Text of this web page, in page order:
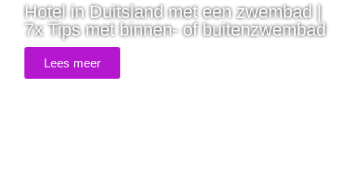
Hotel in Duitsland met een zwembad |
7x Tips met binnen- of buitenzwembad
Lees meer